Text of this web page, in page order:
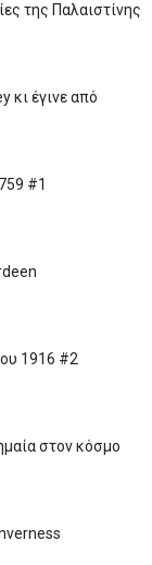
της Παλαιστίνης
κι έγινε από
#1
1916 #2
στον κόσμο